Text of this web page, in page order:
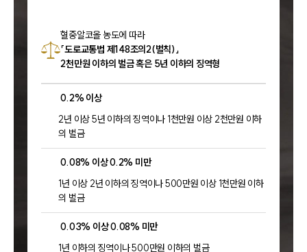
혈중알코올 농도에 따라
「도로교통법 제148조의2(벌칙)」
2천만원 이하의 벌금 혹은 5년 이하의 징역형
0.2% 이상
2년 이상 5년 이하의 징역이나 1천만원 이상 2천만원 이하
의 벌금
0.08% 이상 0.2% 미만
1년 이상 2년 이하의 징역이나 500만원 이상 1천만원 이하
의 벌금
0.03% 이상 0.08% 미만
1년 이하의 징역이나 500만원 이하의 벌금